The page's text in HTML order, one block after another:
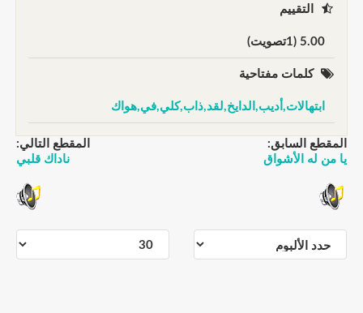
التقييم
5.00 (1تصويت)
كلمات مفتاحية
ابتهالات,أديب,الدايخ,لقد,ذاب,كلي,في,هواك
المقطع السابق:
يا من له الأشواق
المقطع التالي:
ناداك قلبي